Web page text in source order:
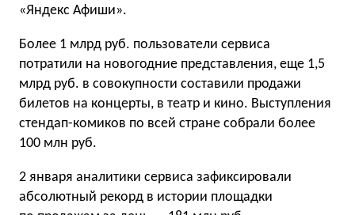
«Яндекс Афиши».
Более 1 млрд руб. пользователи сервиса
потратили на новогодние представления, еще 1,5
млрд руб. в совокупности составили продажи
билетов на концерты, в театр и кино. Выступления
стендап-комиков по всей стране собрали более
100 млн руб.
2 января аналитики сервиса зафиксировали
абсолютный рекорд в истории площадки